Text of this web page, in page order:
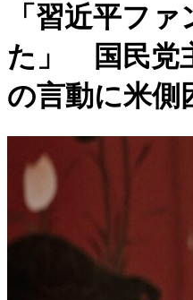
「習近平フ
た」 国民党
の言動に米側